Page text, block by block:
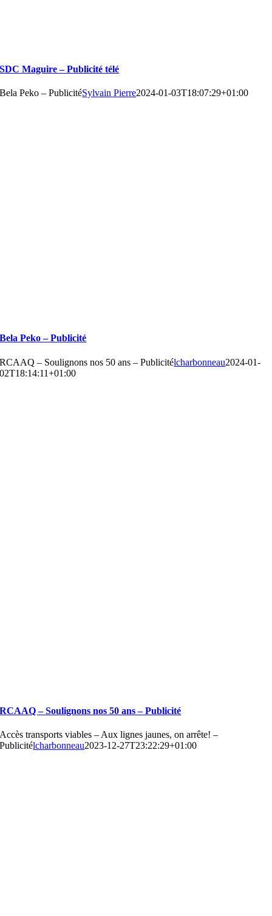
SDC Maguire – Publicité télé
Bela Peko – PublicitéSylvain Pierre2024-01-03T18:07:29+01:00
Bela Peko – Publicité
RCAAQ – Soulignons nos 50 ans – Publicitélcharbonneau2024-01-
02T18:14:11+01:00
RCAAQ – Soulignons nos 50 ans – Publicité
Accès transports viables – Aux lignes jaunes, on arrête! –
Publicitélcharbonneau2023-12-27T23:22:29+01:00